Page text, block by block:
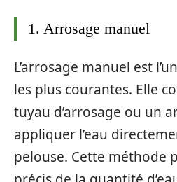
1. Arrosage manuel
L’arrosage manuel est
les plus courantes. Elle
tuyau d’arrosage ou un
appliquer l’eau
pelouse. Cette méthode